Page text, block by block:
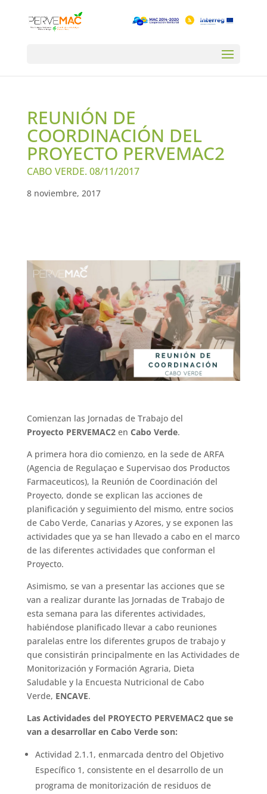
REUNIÓN DE
COORDINACIÓN DEL
PROYECTO PERVEMAC2
CABO VERDE. 08/11/2017
8 noviembre, 2017
Comienzan las Jornadas de Trabajo del
Proyecto PERVEMAC2en Cabo Verde.
A primera hora dio comienzo, en la sede de ARFA
(Agencia de Regulaçao e Supervisao dos Productos
Farmaceuticos), la Reunión de Coordinación del
Proyecto, donde se explican las acciones de
planificación y seguimiento del mismo, entre socios
de Cabo Verde, Canarias y Azores, y se exponen las
actividades que ya se han llevado a cabo en el marco
de las diferentes actividades que conforman el
Proyecto.
Asimismo, se van a presentar las acciones que se
van a realizar durante las Jornadas de Trabajo de
esta semana para las diferentes actividades,
habiéndose planificado llevar a cabo reuniones
paralelas entre los diferentes grupos de trabajo y
que consistirán principalmente en las Actividades de
Monitorización y Formación Agraria, Dieta
Saludable y la Encuesta Nutricional de Cabo
Verde, ENCAVE.
Las Actividades del PROYECTO PERVEMAC2 que se
van a desarrollar en Cabo Verde son:
Actividad 2.1.1, enmarcada dentro del Objetivo
Específico 1, consistente en el desarrollo de un
programa de monitorización de residuos de